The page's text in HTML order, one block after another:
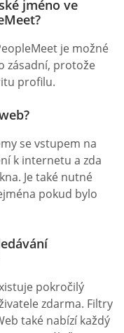
jméno ve
je možné
zásadní, protože
profilu.
se vstupem na
k internetu a zda
Je také nutné
pokud bylo
pokročilý
zdarma. Filtry
také nabízí každý